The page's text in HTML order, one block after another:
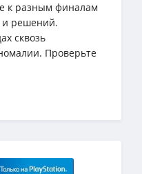
к разным финалам
и решений.
сквозь
Проверьте